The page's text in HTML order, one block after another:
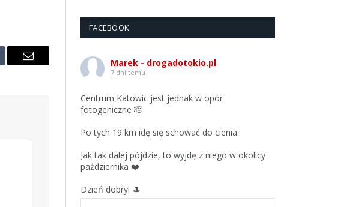
Email
FACEBOOK
Marek - drogadotokio.pl
7 dni temu
Centrum Katowic jest jednak w opór
fotogeniczne 🫡
Po tych 19 km idę się schować do cienia.
Jak tak dalej pójdzie, to wyjdę z niego w okolicy
października ❤️
Dzień dobry! 🎩